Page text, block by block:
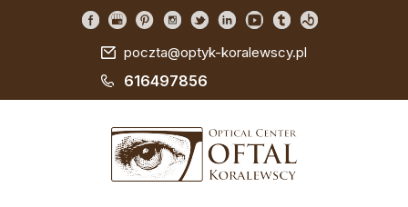
poczta@optyk-koralewscy.pl
616497856